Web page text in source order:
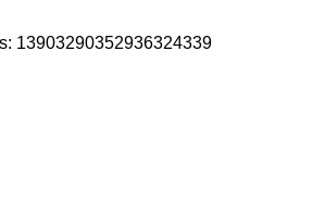
13903290352936324339